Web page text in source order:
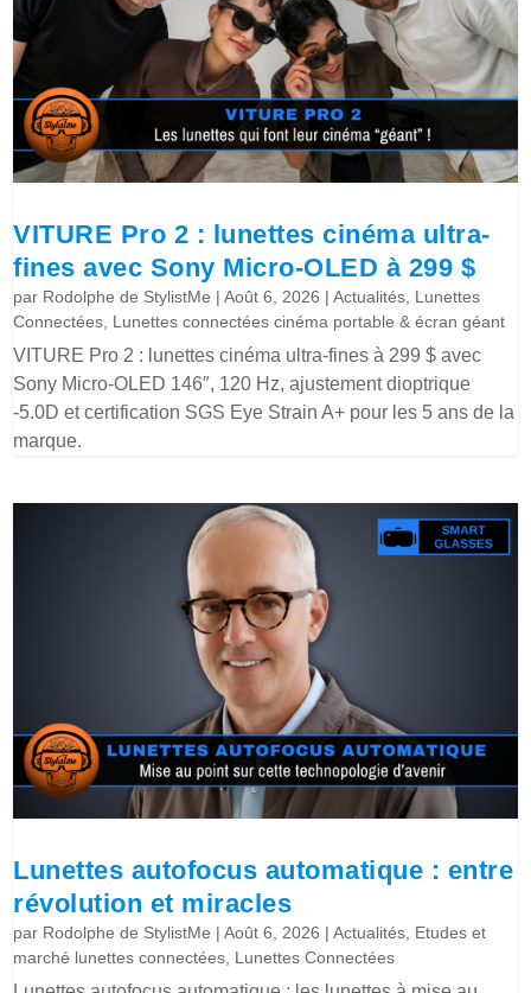
VITURE Pro 2 : lunettes cinéma ultra-
fines avec Sony Micro-OLED à 299 $
par Rodolphe de StylistMe |Août 6, 2026 |Actualités, Lunettes
Connectées, Lunettes connectées cinéma portable & écran géant
VITURE Pro 2 : lunettes cinéma ultra-fines à 299 $ avec
Sony Micro-OLED 146″, 120 Hz, ajustement dioptrique
-5.0D et certification SGS Eye Strain A+ pour les 5 ans de la
marque.
Lunettes autofocus automatique : entre
révolution et miracles
par Rodolphe de StylistMe |Août 6, 2026 |Actualités, Etudes et
marché lunettes connectées, Lunettes Connectées